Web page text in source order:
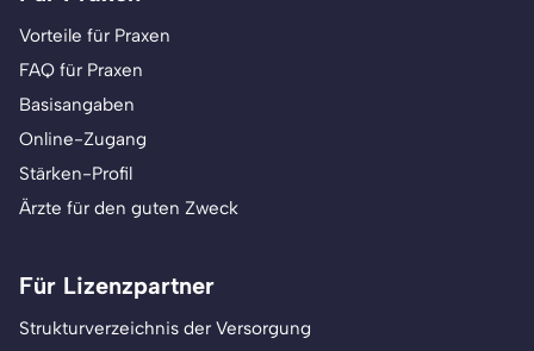
Vorteile für Praxen
FAQ für Praxen
Basisangaben
Online-Zugang
Stärken-Profil
Ärzte für den guten Zweck
Für Lizenzpartner
Strukturverzeichnis der Versorgung